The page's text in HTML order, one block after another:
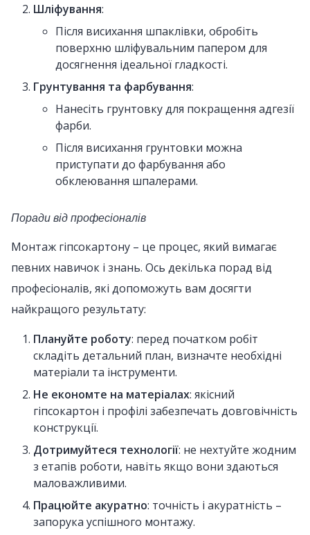
Шліфування:
Після висихання шпаклівки, обробіть
поверхню шліфувальним папером для
досягнення ідеальної гладкості.
Грунтування та фарбування:
Нанесіть грунтовку для покращення адгезії
фарби.
Після висихання грунтовки можна
приступати до фарбування або
обклеювання шпалерами.
Поради від професіоналів
Монтаж гіпсокартону – це процес, який вимагає
певних навичок і знань. Ось декілька порад від
професіоналів, які допоможуть вам досягти
найкращого результату:
Плануйте роботу: перед початком робіт
складіть детальний план, визначте необхідні
матеріали та інструменти.
Не економте на матеріалах: якісний
гіпсокартон і профілі забезпечать довговічність
конструкції.
Дотримуйтеся технології: не нехтуйте жодним
з етапів роботи, навіть якщо вони здаються
маловажливими.
Працюйте акуратно: точність і акуратність –
запорука успішного монтажу.